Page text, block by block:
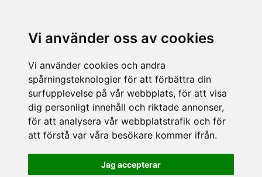
Vi använder oss av cookies
Vi använder cookies och andra
spårningsteknologier för att förbättra din
surfupplevelse på vår webbplats, för att visa
dig personligt innehåll och riktade annonser,
för att analysera vår webbplatstrafik och för
att förstå var våra besökare kommer ifrån.
Jag accepterar